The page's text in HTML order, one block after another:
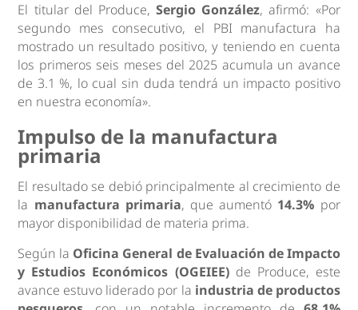
El titular del Produce,Sergio González, afirmó: «Por
segundo mes consecutivo, el PBI manufactura ha
mostrado un resultado positivo, y teniendo en cuenta
los primeros seis meses del 2025 acumula un avance
de 3.1 %, lo cual sin duda tendrá un impacto positivo
en nuestra economía».
Impulso de la manufactura
primaria
El resultado se debió principalmente al crecimiento de
la manufactura primaria, que aumentó 14.3% por
mayor disponibilidad de materia prima.
Según la Oficina General de Evaluación de Impacto
y Estudios Económicos (OGEIEE)de Produce, este
avance estuvo liderado por la industria de productos